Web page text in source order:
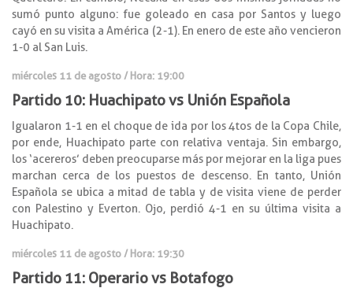
sumó punto alguno: fue goleado en casa por Santos y luego
cayó en su visita a América (2-1). En enero de este año vencieron
1-0 al San Luis.
miércoles 11 de agosto / Hora: 19:00
Partido 10: Huachipato vs Unión Española
Igualaron 1-1 en el choque de ida por los 4tos de la Copa Chile,
por ende, Huachipato parte con relativa ventaja. Sin embargo,
los ‘acereros’ deben preocuparse más por mejorar en la liga pues
marchan cerca de los puestos de descenso. En tanto, Unión
Española se ubica a mitad de tabla y de visita viene de perder
con Palestino y Everton. Ojo, perdió 4-1 en su última visita a
Huachipato.
miércoles 11 de agosto / Hora: 19:30
Partido 11: Operario vs Botafogo